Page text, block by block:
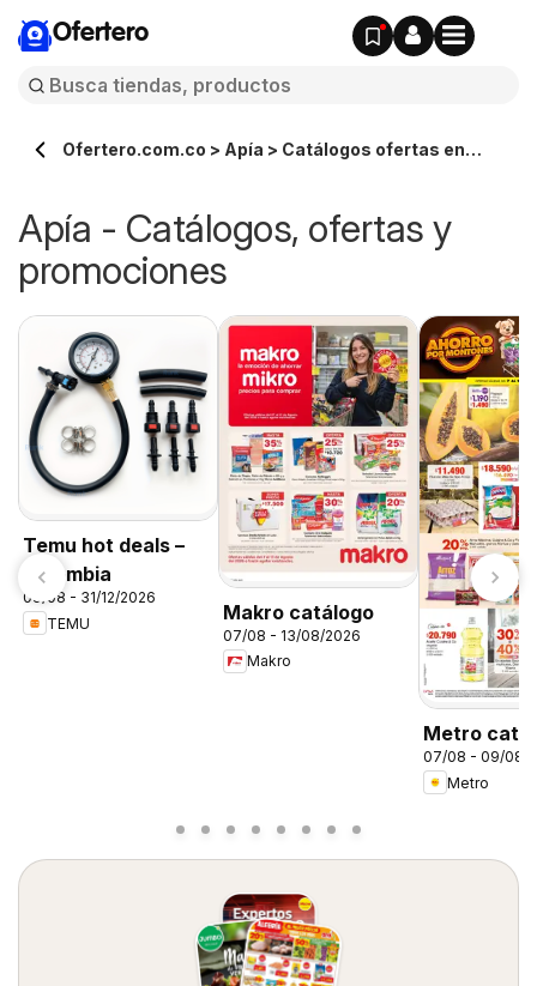
Ofertero
Ofertero.com.co > Apía > Catálogos ofertas en
Apía - Catálogos, ofertas y
promociones
Temu hot deals –
Colombia
09/08 - 31/12/2026
TEMU
Makro catálogo
07/08 - 13/08/2026
Makro
Metro
07/08 - 09/08/
Metro